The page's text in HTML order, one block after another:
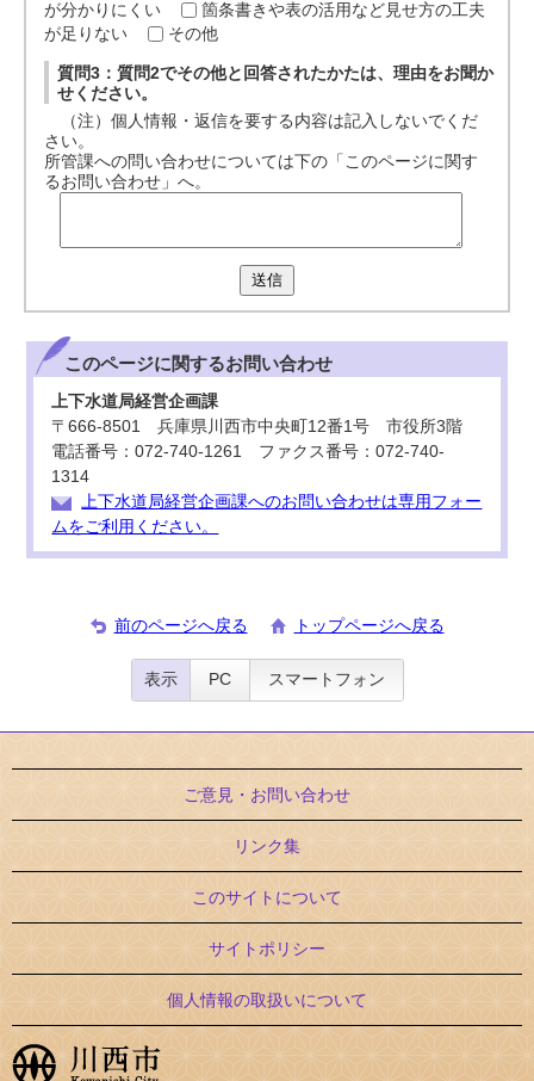
が分かりにくい
箇条書きや表の活用など見せ方の工夫
が足りない
その他
質問3：質問2でその他と回答されたかたは、理由をお聞か
せください。
（注）個人情報・返信を要する内容は記入しないでくだ
さい。
所管課への問い合わせについては下の「このページに関す
るお問い合わせ」へ。
送信
このページに関するお問い合わせ
上下水道局経営企画課
〒666-8501 兵庫県川西市中央町12番1号 市役所3階
電話番号：072-740-1261 ファクス番号：072-740-
1314
上下水道局経営企画課へのお問い合わせは専用フォー
ムをご利用ください。
前のページへ戻る トップページへ戻る
表示 PC スマートフォン
ご意見・お問い合わせ
リンク集
このサイトについて
サイトポリシー
個人情報の取扱いについて